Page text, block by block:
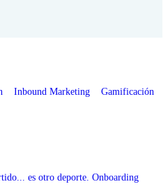
Inbound Marketing
Gamificación
es otro deporte. Onboarding